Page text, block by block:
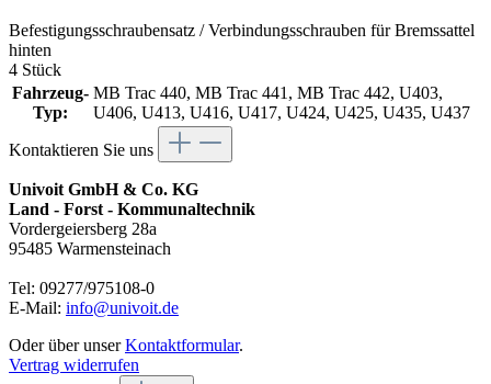
Befestigungsschraubensatz / Verbindungsschrauben für Bremssattel
hinten
4 Stück
Fahrzeug-
Typ:
MB Trac 440, MB Trac 441, MB Trac 442, U403,
U406, U413, U416, U417, U424, U425, U435, U437
Kontaktieren Sie uns
Univoit GmbH & Co. KG
Land - Forst - Kommunaltechnik
Vordergeiersberg 28a
95485 Warmensteinach
Tel: 09277/975108-0
E-Mail: info@univoit.de
Oder über unserKontaktformular.
Vertrag widerrufen